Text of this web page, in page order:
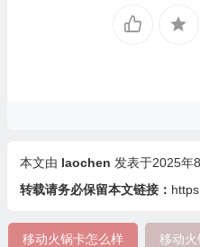
本文由 laochen 发表于2025年
转载请务必保留本文链接：
移动火锅卡怎么样 移动火